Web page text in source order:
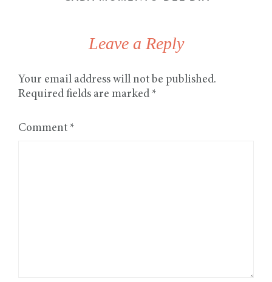
Leave a Reply
Your email address will not be published.
Required fields are marked *
Comment *